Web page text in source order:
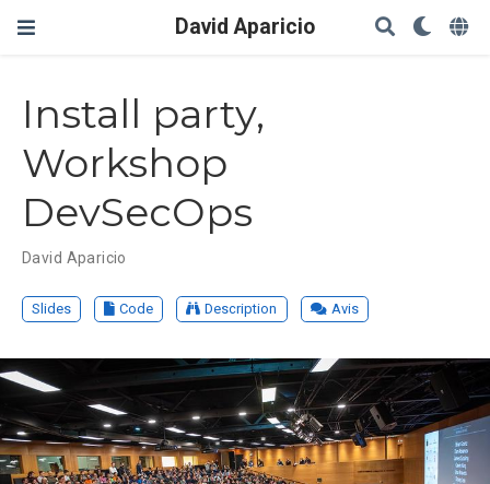
David Aparicio
Install party,
Workshop
DevSecOps
David Aparicio
Slides Code Description Avis